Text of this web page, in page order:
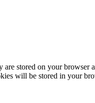
stored on your browser
will be stored in your